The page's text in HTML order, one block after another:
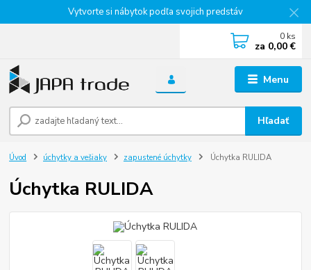
Vytvorte si nábytok podľa svojich predstáv
Menu
Hľadať
0 ks
za 0,00 €
Úvod úchytky a vešiaky zapustené úchytky Úchytka RULIDA
Úchytka RULIDA